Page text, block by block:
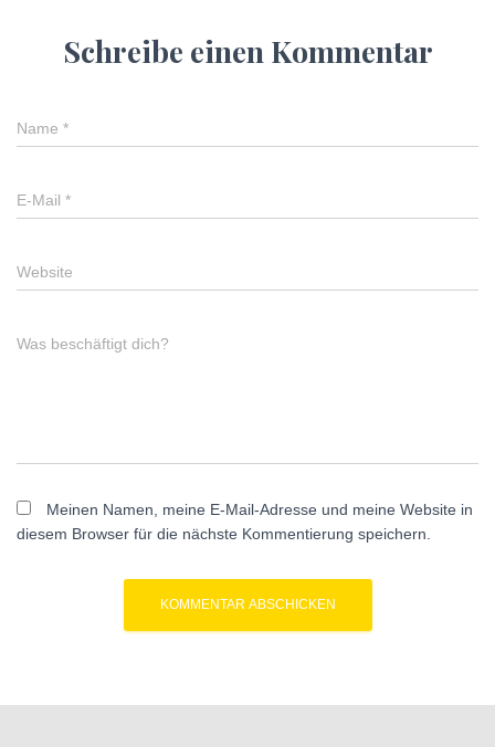
Schreibe einen Kommentar
Name *
E-Mail *
Website
Was beschäftigt dich?
Meinen Namen, meine E-Mail-Adresse und meine Website in
diesem Browser für die nächste Kommentierung speichern.